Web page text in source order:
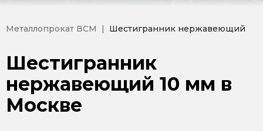
Металлопрокат ВСМ Шестигранник нержавеющий
Шестигранник
нержавеющий 10 мм в
Москве